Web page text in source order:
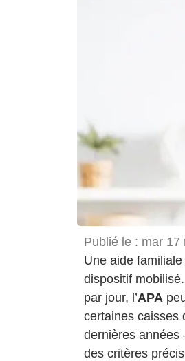
Publié le : mar 17
Une aide
dispositif mobilisé.
par jour, l’APA
certaines caisses
dernières
des critères